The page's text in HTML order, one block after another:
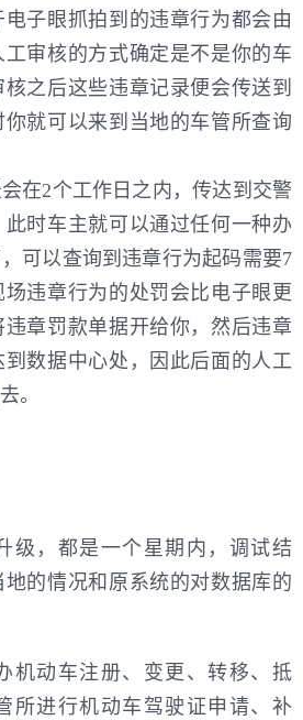
子眼抓拍到的违章行为都会由
审核的方式确定是不是你的车
之后这些违章记录便会传送到
就可以来到当地的车管所查询
在2个工作日之内，传达到交警
时车主就可以通过任何一种办
可以查询到违章行为起码需要7
违章行为的处罚会比电子眼更
章罚款单据开给你，然后违章
数据中心处，因此后面的人工
。
级，都是一个星期内，调试结
的情况和原系统的对数据库的
机动车注册、变更、转移、抵
所进行机动车驾驶证申请、补